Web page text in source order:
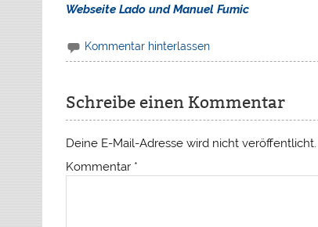
Webseite Lado und Manuel Fumic
Kommentar hinterlassen
Schreibe einen Kommentar
Deine E-Mail-Adresse wird nicht veröffentlicht.
Kommentar *